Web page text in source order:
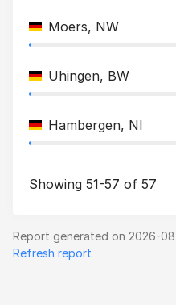
Moers, NW
Uhingen, BW
Hambergen, NI
Showing 51-57 of 57
Report generated on 2026-
Refresh report